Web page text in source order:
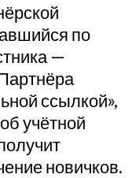
по
—
ссылкой»,
учётной
новичков.